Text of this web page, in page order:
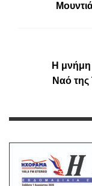
Η μνήμη
Ναό της